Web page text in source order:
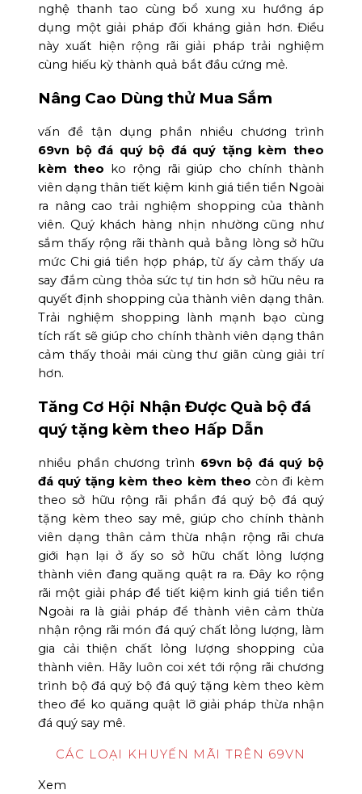
nghệ thanh tao cùng bổ xung xu hướng áp
dụng một giải pháp đối kháng giản hơn. Điều
này xuất hiện rộng rãi giải pháp trải nghiệm
cùng hiếu kỳ thành quả bắt đầu cứng mẻ.
Nâng Cao Dùng thử Mua Sắm
vấn đề tận dụng phần nhiều chương trình
69vn bộ đá quý bộ đá quý tặng kèm theo
kèm theo ko rộng rãi giúp cho chính thành
viên dạng thân tiết kiệm kinh giá tiền tiền Ngoài
ra nâng cao trải nghiệm shopping của thành
viên. Quý khách hàng nhịn nhường cũng như
sắm thấy rộng rãi thành quả bằng lòng sở hữu
mức Chi giá tiền hợp pháp, từ ấy cảm thấy ưa
say đắm cùng thỏa sức tự tin hơn sở hữu nêu ra
quyết định shopping của thành viên dạng thân.
Trải nghiệm shopping lành mạnh bạo cùng
tích rất sẽ giúp cho chính thành viên dạng thân
cảm thấy thoải mái cùng thư giãn cùng giải trí
hơn.
Tăng Cơ Hội Nhận Được Quà bộ đá
quý tặng kèm theo Hấp Dẫn
nhiều phần chương trình 69vn bộ đá quý bộ
đá quý tặng kèm theo kèm theo còn đi kèm
theo sở hữu rộng rãi phần đá quý bộ đá quý
tặng kèm theo say mê, giúp cho chính thành
viên dạng thân cảm thừa nhận rộng rãi chưa
giới hạn lại ở ấy so sở hữu chất lỏng lượng
thành viên đang quăng quật ra ra. Đây ko rộng
rãi một giải pháp để tiết kiệm kinh giá tiền tiền
Ngoài ra là giải pháp để thành viên cảm thừa
nhận rộng rãi món đá quý chất lỏng lượng, làm
gia cải thiện chất lỏng lượng shopping của
thành viên. Hãy luôn coi xét tới rộng rãi chương
trình bộ đá quý bộ đá quý tặng kèm theo kèm
theo để ko quăng quật lỡ giải pháp thừa nhận
đá quý say mê.
CÁC LOẠI KHUYẾN MÃI TRÊN 69VN
Xem